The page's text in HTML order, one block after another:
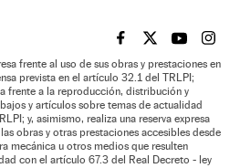
EL PAÍS BRASIL EN
EL PAÍSEL PAÍS
EL
frente al uso de sus obras y prestaciones en
prevista en el artículo 32.1 del TRLPI;
frente a la reproducción, distribución y
y artículos sobre temas de actualidad
y, asimismo, realiza una reserva expresa
obras y otras prestaciones accesibles desde
mecánica u otros medios que resulten
con el artículo 67.3 del Real Decreto - ley